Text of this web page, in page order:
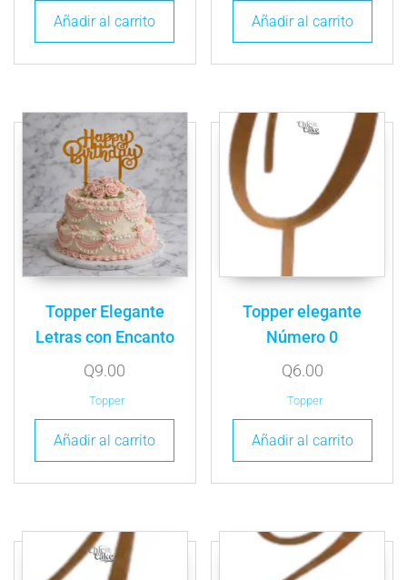
Añadir al carrito Añadir al carrito
Topper Elegante
Letras con Encanto
Q9.00
Topper
Añadir al carrito
Topper elegante
Número 0
Q6.00
Topper
Añadir al carrito